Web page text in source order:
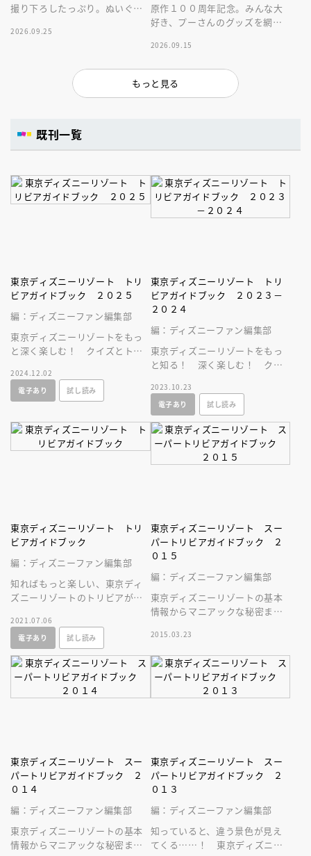
撮り下ろしたっぷり。ぬいぐる
2026.09.25
原作１００周年記念。みんな大
好き、プーさんのグッズを網羅
2026.09.15
もっと見る
既刊一覧
東京ディズニーリゾート トリ
ビアガイドブック ２０２５
編：ディズニーファン編集部
東京ディズニーリゾートをもっ
と深く楽しむ！ クイズとトリ
2024.12.02
電子あり
試し読み
東京ディズニーリゾート トリ
ビアガイドブック ２０２３－
２０２４
編：ディズニーファン編集部
東京ディズニーリゾートをもっ
と知る！ 深く楽しむ！ クイ
型ガイドブック
2023.10.23
電子あり
試し読み
東京ディズニーリゾート トリ
ビアガイドブック
編：ディズニーファン編集部
知ればもっと楽しい、東京ディ
ズニーリゾートのトリビアがが
ア、実用情報にあふれた、遊べ
るガイドブック
2021.07.06
電子あり
試し読み
東京ディズニーリゾート スー
パートリビアガイドブック ２
０１５
編：ディズニーファン編集部
東京ディズニーリゾートの基本
情報からマニアックな秘密ま
する、秘密と謎がいっぱいのガ
イドブック！
2015.03.23
東京ディズニーリゾート スー
パートリビアガイドブック ２
０１４
編：ディズニーファン編集部
東京ディズニーリゾートの基本
情報からマニアックな秘密ま
東京ディズニーリゾート スー
パートリビアガイドブック ２
０１３
編：ディズニーファン編集部
知っていると、違う景色が見え
てくる……！ 東京ディズニー